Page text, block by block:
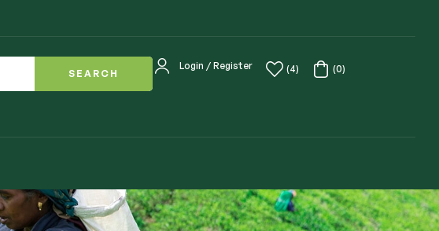
SEARCH
Login / Register (4) (0)